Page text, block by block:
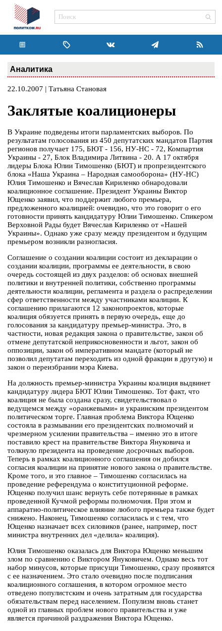
Аналитика
22.10.2007 | Татьяна Становая
Заклятые коалиционеры
В Украине подведены итоги парламентских выборов. По
результатам голосования из 450 депутатских мандатов Партия
регионов получает 175, БЮТ - 156, НУ-НС - 72, Компартия
Украины - 27, Блок Владимира Литвина - 20. А 17 октября
лидеры Блока Юлии Тимошенко (БЮТ) и пропрезидентского
блока «Наша Украина – Народная самооборона» (НУ-НС)
Юлия Тимошенко и Вячеслав Кириленко обнародовали
коалиционное соглашение. Президент Украины Виктор
Ющенко заявил, что поддержит любого премьера,
предложенного коалицией: очевидно, что это говорит о его
готовности принять кандидатуру Юлии Тимошенко. Спикером
Верховной Рады будет Вячеслав Кириленко от «Нашей
Украины». Однако уже сразу между президентом и будущим
премьером возникли разногласия.
Соглашение о создании коалиции состоит из декларации о
создании коалиции, программы ее деятельности, в свою
очередь состоящей из двух разделов: об основах внешней
политики и внутренней политики, собственно программы
деятельности коалиции, регламента и раздела о распределении
сфер ответственности между участниками коалиции. К
соглашению прилагаются 12 законопроектов, которые
коалиция обязуется принять в первую очередь, еще до
голосования за кандидатуру премьер-министра. Это, в
частности, новая редакция закона о правительстве, закон об
отмене депутатской неприкосновенности и льгот, закон об
оппозиции, закон об императивном мандате (который не
позволил депутатам переходить из одной фракции в другую) и
закон о переизбрании мэра Киева.
На должность премьер-министра Украины коалиция выдвинет
кандидатуру лидера БЮТ Юлии Тимошенко. Тот факт, что
коалиция не была создана сразу, свидетельствовал о
ведущемся между «оранжевыми» и украинским президентом
политическом торге. Главная проблема Виктора Ющенко
состояла в размывании его президентских полномочий и
чрезмерном усилении правительства – именно это в итоге
поставило крест на правительстве Виктора Януковича и
толкнуло президента на проведение досрочных выборов.
Теперь в рамках коалиционного соглашения он добился
согласия коалиции на принятие нового закона о правительстве.
Кроме того, и это главное – Тимошенко согласилась на
проведение референдума о конституционной реформе.
Ющенко получил шанс вернуть себе потерянные в рамках
проведенной Кучмой реформы полномочия. При этом и
аппаратно-политическое влияние любого премьера также будет
снижено. Наконец, Тимошенко согласилась и с тем, что
Ющенко назначает всех силовиков (ранее, например, пост
министра внутренних дел «делила» коалиция).
Юлия Тимошенко оказалась для Виктора Ющенко меньшим
злом по сравнению с Виктором Януковичем. Однако весь тот
набор минусов, которые присущи Тимошенко, сразу проявятся
с ее назначением. Это стало очевидно после подписания
коалиционного соглашения, в котором огромное место
отведено популистским и очень затратным для государства
обязательствам перед населением. Популизм вновь станет
одной из главных проблем нового правительства и уже
является причиной раздражения Виктора Ющенко.